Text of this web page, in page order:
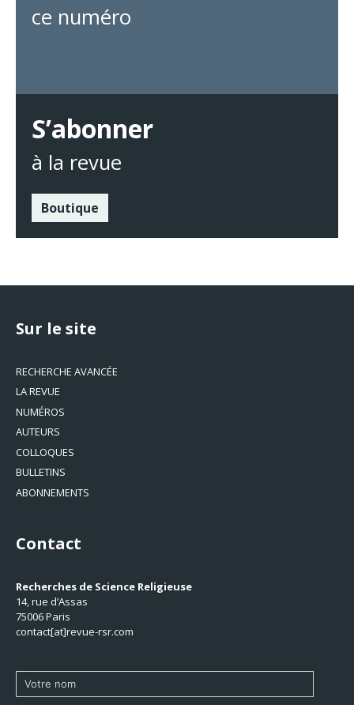
ce numéro
S’abonner
à la revue
Boutique
Sur le site
RECHERCHE AVANCÉE
LA REVUE
NUMÉROS
AUTEURS
COLLOQUES
BULLETINS
ABONNEMENTS
Contact
Recherches de Science Religieuse
14, rue d’Assas
75006 Paris
contact[at]revue-rsr.com